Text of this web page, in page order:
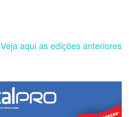
Veja aqui as edições anteriores